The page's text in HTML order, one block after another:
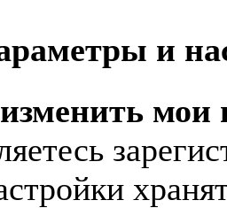
и
мои